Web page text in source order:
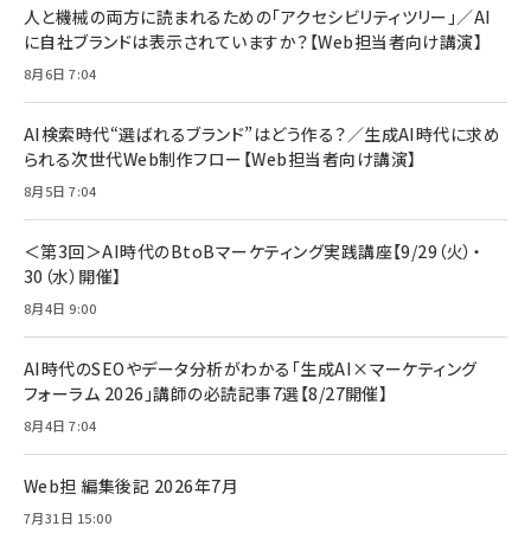
￥1,100
No.2502[2026年後半、あなたの恋と運命／山
￥880
止 貼りやすい ガイド枠付き いPhone17 (6.3
インチ) 対応 2枚セット DSP25F1698
￥1,599
【New】Amazon Fire TV Stick HD | 手軽に
ディアプレイヤー
￥6,980
Anker Soundcore P31i (Bluetooth 6.1)
【完全ワイヤレスイヤホン/アクティブノイズキャ
ンセリング/マルチポイント接続 / 最大50時間
Anker PowerLine III Flow USB-C & USB-
C ケーブル Anker絡まないケーブル 240W 結
束バンド付き USB PD対応 シリコン素材採用
iPhone 17 / 16 / 15 / Galaxy iPad Pro
Amazonランキングをもっと見る
￥5,000
C ケーブル Anker絡まないケーブル 240W 結
iPhone 17 / 16 / 15 / Galaxy iPad Pro
MacBook Pro/Air 各種対応 (1.8m ミッドナ
イトブラック)
￥1,890
本
￥4,192
ヤセラーキャンペーン】
￥4,857
Amazonランキングをもっと見る
人と機械の両方に読まれるための「アクセシビリティツリー」／AI
に自社ブランドは表示されていますか？【Web担当者向け講演】
8月6日 7:04
AI検索時代“選ばれるブランド”はどう作る？／生成AI時代に求め
られる次世代Web制作フロー【Web担当者向け講演】
8月5日 7:04
＜第3回＞AI時代のBtoBマーケティング実践講座【9/29（火）・
30（水）開催】
8月4日 9:00
AI時代のSEOやデータ分析がわかる「生成AI×マーケティング
フォーラム 2026」講師の必読記事7選【8/27開催】
8月4日 7:04
Web担 編集後記 2026年7月
7月31日 15:00